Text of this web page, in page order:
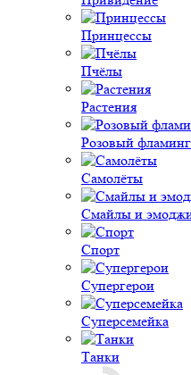
Суперсемейка
Танки
Техника
Трактор
Ужасы
Утки
Фильмы
Фрукты